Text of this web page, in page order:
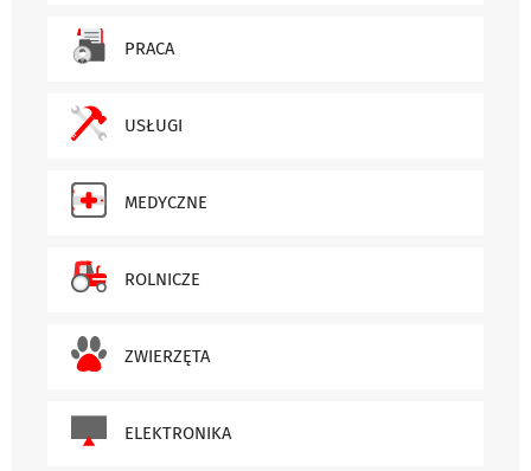
PRACA
USŁUGI
MEDYCZNE
ROLNICZE
ZWIERZĘTA
ELEKTRONIKA